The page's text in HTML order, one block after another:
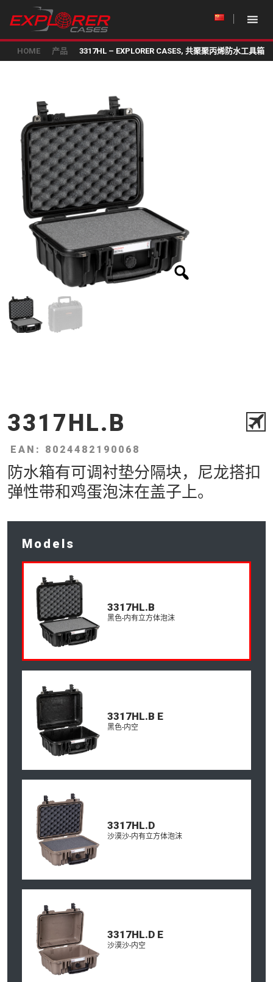
HOME 产品 3317HL – EXPLORER CASES, 共聚聚丙烯防水工具箱
3317HL.B
EAN: 8024482190068
防水箱有可调衬垫分隔块，尼龙搭扣
弹性带和鸡蛋泡沫在盖子上。
Models
3317HL.B
黑色-内有立方体泡沫
3317HL.B E
黑色-内空
3317HL.D
沙漠沙-内有立方体泡沫
3317HL.D E
沙漠沙-内空